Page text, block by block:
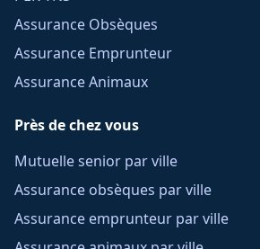
Assurance Obsèques
Assurance Emprunteur
Assurance Animaux
Près de chez vous
Mutuelle senior par ville
Assurance obsèques par ville
Assurance emprunteur par ville